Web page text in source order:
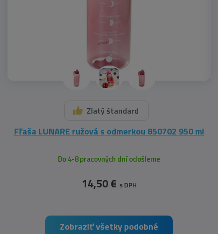
Zlatý štandard
Fľaša LUNARE ružová s odmerkou 850702 950 ml
Do 4-8 pracovných dní odošleme
14,50 € s DPH
Zobraziť všetky podobné